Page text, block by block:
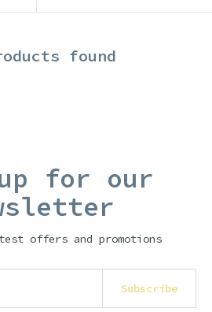
found
for our
offers and promotions
Subscribe